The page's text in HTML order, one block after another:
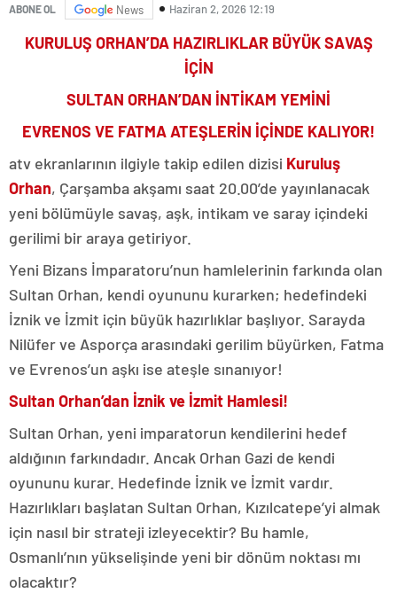
ABONE OL News Haziran 2, 2026 12:19
KURULUŞ ORHAN’DA HAZIRLIKLAR BÜYÜK SAVAŞ
İÇİN
SULTAN ORHAN’DAN İNTİKAM YEMİNİ
EVRENOS VE FATMA ATEŞLERİN İÇİNDE KALIYOR!
atv ekranlarının ilgiyle takip edilen dizisi Kuruluş
Orhan, Çarşamba akşamı saat 20.00’de yayınlanacak
yeni bölümüyle savaş, aşk, intikam ve saray içindeki
gerilimi bir araya getiriyor.
Yeni Bizans İmparatoru’nun hamlelerinin farkında olan
Sultan Orhan, kendi oyununu kurarken; hedefindeki
İznik ve İzmit için büyük hazırlıklar başlıyor. Sarayda
Nilüfer ve Asporça arasındaki gerilim büyürken, Fatma
ve Evrenos’un aşkı ise ateşle sınanıyor!
Sultan Orhan’dan İznik ve İzmit Hamlesi!
Sultan Orhan, yeni imparatorun kendilerini hedef
aldığının farkındadır. Ancak Orhan Gazi de kendi
oyununu kurar. Hedefinde İznik ve İzmit vardır.
Hazırlıkları başlatan Sultan Orhan, Kızılcatepe’yi almak
için nasıl bir strateji izleyecektir? Bu hamle,
Osmanlı’nın yükselişinde yeni bir dönüm noktası mı
olacaktır?